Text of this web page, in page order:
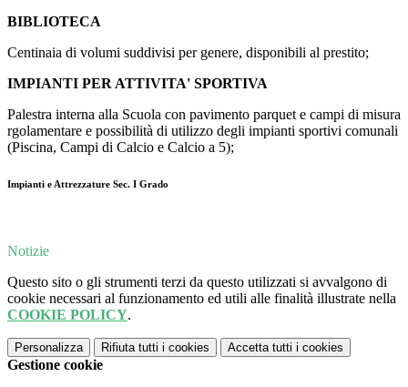
BIBLIOTECA
Centinaia di volumi suddivisi per genere, disponibili al prestito;
IMPIANTI PER ATTIVITA' SPORTIVA
Palestra interna alla Scuola con pavimento parquet e campi di misura
rgolamentare e possibilità di utilizzo degli impianti sportivi comunali
(Piscina, Campi di Calcio e Calcio a 5);
Impianti e Attrezzature Sec. I Grado
Notizie
Questo sito o gli strumenti terzi da questo utilizzati si avvalgono di
cookie necessari al funzionamento ed utili alle finalità illustrate nella
COOKIE POLICY.
Personalizza Rifiuta tutti i cookies Accetta tutti i cookies
Gestione cookie